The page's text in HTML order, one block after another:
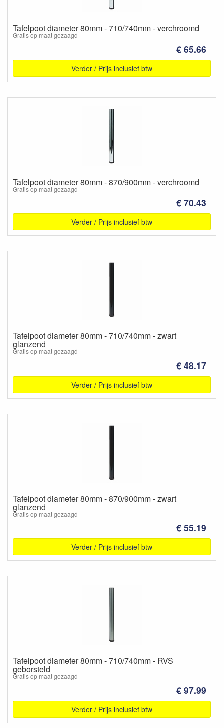
Tafelpoot diameter 80mm - 710/740mm - verchroomd
Gratis op maat gezaagd
€ 65.66
Verder / Prijs inclusief btw
Tafelpoot diameter 80mm - 870/900mm - verchroomd
Gratis op maat gezaagd
€ 70.43
Verder / Prijs inclusief btw
Tafelpoot diameter 80mm - 710/740mm - zwart
glanzend
Gratis op maat gezaagd
€ 48.17
Verder / Prijs inclusief btw
Tafelpoot diameter 80mm - 870/900mm - zwart
glanzend
Gratis op maat gezaagd
€ 55.19
Verder / Prijs inclusief btw
Tafelpoot diameter 80mm - 710/740mm - RVS
geborsteld
Gratis op maat gezaagd
€ 97.99
Verder / Prijs inclusief btw